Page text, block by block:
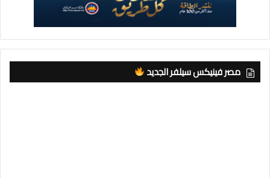
مصر فينيكس سيلفر الجديد